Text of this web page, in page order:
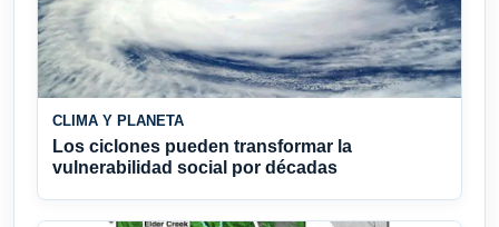
CLIMA Y PLANETA
Los ciclones pueden transformar la
vulnerabilidad social por décadas